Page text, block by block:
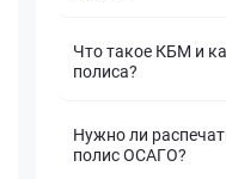
Что такое КБМ и
полиса?
Нужно ли
полис ОСАГО?